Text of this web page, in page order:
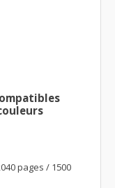
pages / 1500